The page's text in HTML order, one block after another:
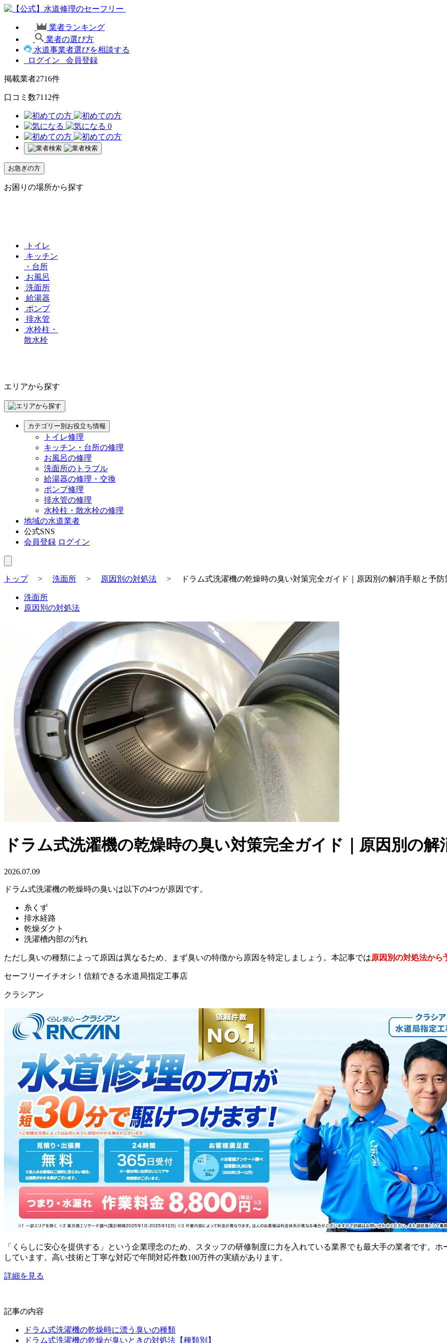
業者ランキング
業者の選び方
水道事業者選びを相談する
ログイン
会員登録
掲載業者2716件
口コミ数7112件
0
お急ぎの方
お困りの場所から探す
トイレ
キッチン
・台所
お風呂
洗面所
給湯器
ポンプ
排水管
水栓柱・
散水栓
エリアから探す
カテゴリー別お役立ち情報
トイレ修理
キッチン・台所の修理
お風呂の修理
洗面所のトラブル
給湯器の修理・交換
ポンプ修理
排水管の修理
水栓柱・散水栓の修理
地域の水道業者
公式SNS
会員登録 ログイン
トップ> 洗面所 > 原因別の対処法 > ドラム式洗濯機の乾燥時の臭い対策完全ガイド｜原因別の解消手順と予防
洗面所
原因別の対処法
ドラム式洗濯機の乾燥時の臭い対策完全ガイド｜原因別の解
2026.07.09
ドラム式洗濯機の乾燥時の臭いは以下の4つが原因です。
糸くず
排水経路
乾燥ダクト
洗濯槽内部の汚れ
ただし臭いの種類によって原因は異なるため、まず臭いの特徴から原因を特定しましょう。本記事では原因別の対処法から
セーフリーイチオシ！信頼できる水道局指定工事店
クラシアン
「くらしに安心を提供する」という企業理念のため、スタッフの研修制度に力を入れている業界でも最大手の業者です。
しています。高い技術と丁寧な対応で年間対応件数100万件の実績があります。
詳細を見る
記事の内容
ドラム式洗濯機の乾燥時に漂う臭いの種類
ドラム式洗濯機の乾燥が臭いときの対処法【種類別】